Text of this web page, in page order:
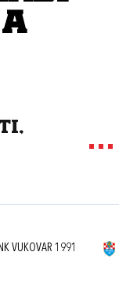
VUKOVAR 1991